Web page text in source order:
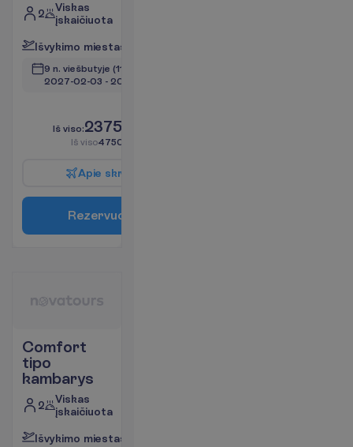
2
Viskas
įskaičiuota
Išvykimo miestas
9 n. viešbutyje (11 n. iš viso)
2027-02-03 - 2027-02-13
Iš viso:2375.00
Iš viso4750.00
Apie skr
Rezervuo
Comfort
tipo
kambarys
2
Viskas
įskaičiuota
Išvykimo miestas